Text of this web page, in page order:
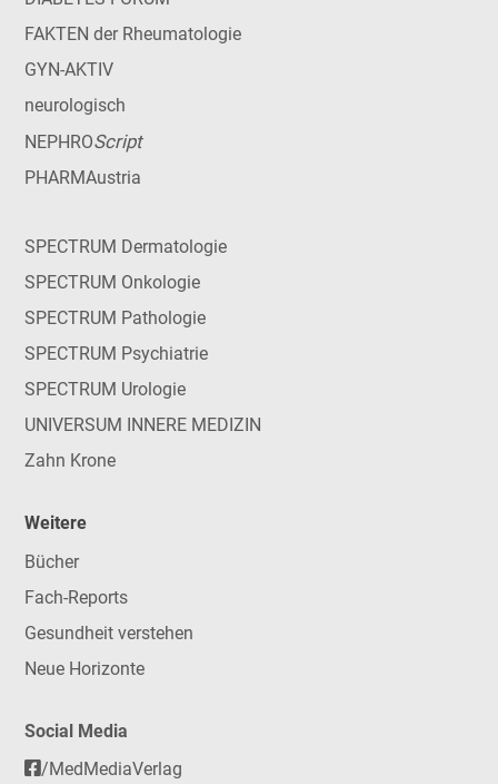
FAKTEN der Rheumatologie
GYN-AKTIV
neurologisch
NEPHROScript
PHARMAustria
SPECTRUM Dermatologie
SPECTRUM Onkologie
SPECTRUM Pathologie
SPECTRUM Psychiatrie
SPECTRUM Urologie
UNIVERSUM INNERE MEDIZIN
Zahn Krone
Weitere
Bücher
Fach-Reports
Gesundheit verstehen
Neue Horizonte
Social Media
/MedMediaVerlag